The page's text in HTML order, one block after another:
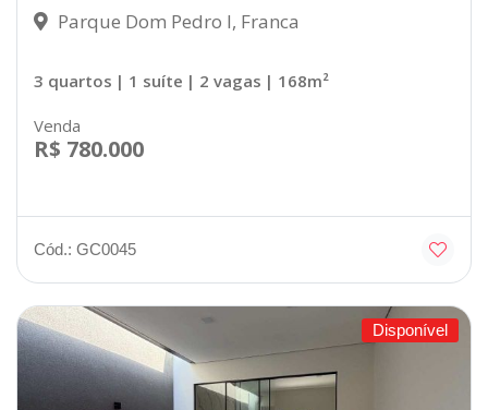
Parque Dom Pedro I, Franca
3 quartos | 1 suíte | 2 vagas | 168m²
Venda
R$ 780.000
Cód.: GC0045
Disponível